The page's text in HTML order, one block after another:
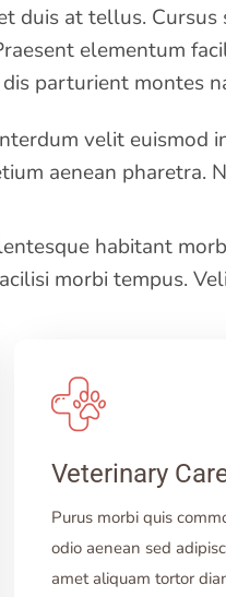
duis at tellus.
elementum
parturient montes
velit euismod
aenean pharetra.
habitant
morbi tempus.
Veterinary
Purus morbi quis
odio aenean sed
amet aliquam tortor